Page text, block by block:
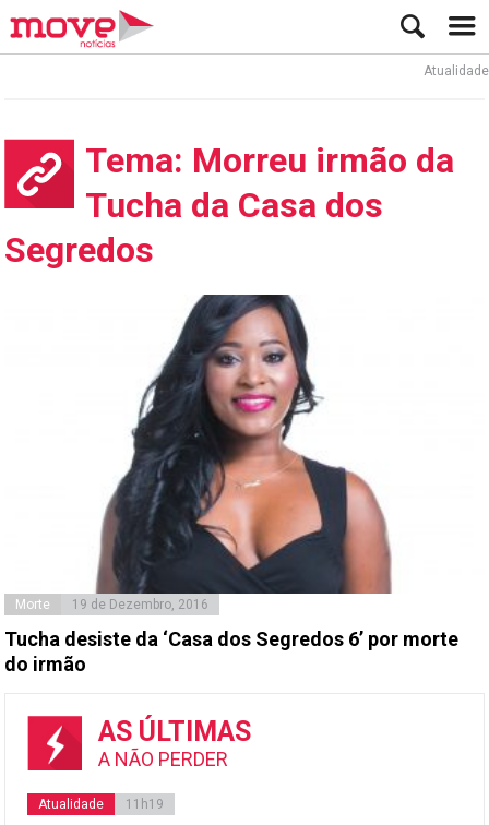
Atualidade
Tema: Morreu irmão da
Tucha da Casa dos
Segredos
Morte 19 de Dezembro, 2016
Tucha desiste da ‘Casa dos Segredos 6’ por morte
do irmão
AS ÚLTIMAS
A NÃO PERDER
Atualidade 11h19